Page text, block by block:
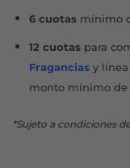
6 cuotasmínimo
12 cuotaspara
Fraganciasy línea
monto mínimo de
*Sujeto a condiciones